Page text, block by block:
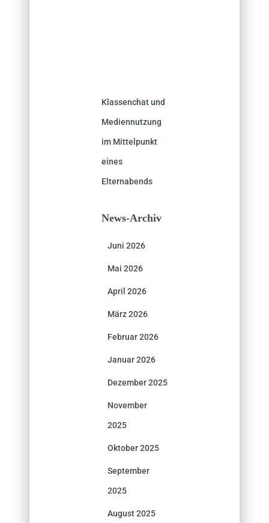
Klassenchat und
Mediennutzung
im Mittelpunkt
eines
Elternabends
News-Archiv
Juni 2026
Mai 2026
April 2026
März 2026
Februar 2026
Januar 2026
Dezember 2025
November
2025
Oktober 2025
September
2025
August 2025